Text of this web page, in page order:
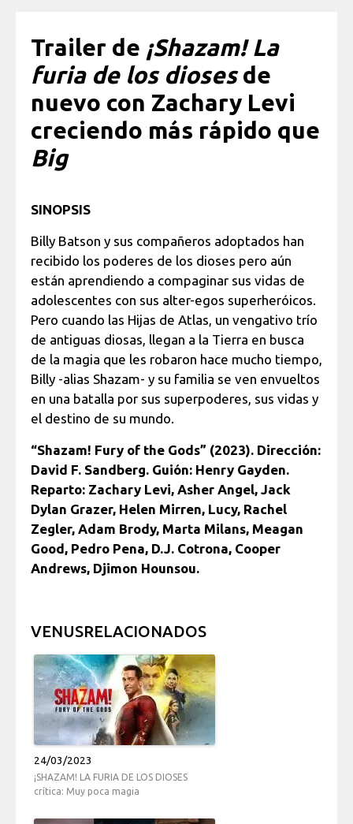
Trailer de ¡Shazam! La
furia de los diosesde
nuevo con Zachary Levi
creciendo más rápido que
Big
SINOPSIS
Billy Batson y sus compañeros adoptados han
recibido los poderes de los dioses pero aún
están aprendiendo a compaginar sus vidas de
adolescentes con sus alter-egos superheróicos.
Pero cuando las Hijas de Atlas, un vengativo trío
de antiguas diosas, llegan a la Tierra en busca
de la magia que les robaron hace mucho tiempo,
Billy -alias Shazam- y su familia se ven envueltos
en una batalla por sus superpoderes, sus vidas y
el destino de su mundo.
“Shazam! Fury of the Gods” (2023). Dirección:
David F. Sandberg. Guión: Henry Gayden.
Reparto: Zachary Levi, Asher Angel, Jack
Dylan Grazer, Helen Mirren, Lucy, Rachel
Zegler, Adam Brody, Marta Milans, Meagan
Good, Pedro Pena, D.J. Cotrona, Cooper
Andrews, Djimon Hounsou.
VENUSRELACIONADOS
24/03/2023
¡SHAZAM! LA FURIA DE LOS DIOSES
crítica: Muy poca magia